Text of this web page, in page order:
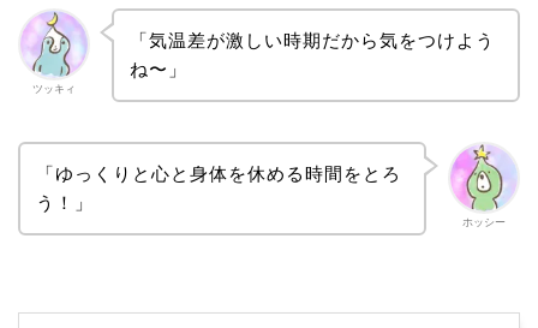
ツッキィ
「気温差が激しい時期だから気をつけよう
ね〜」
ホッシー
「ゆっくりと心と身体を休める時間をとろ
う！」